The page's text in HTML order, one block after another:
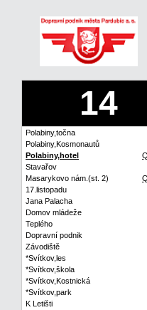
14
Polabiny,točna
Polabiny,Kosmonautů
Polabiny,hotel
Q
Stavařov
Masarykovo nám.(st. 2)
Q
17.listopadu
Jana Palacha
Domov mládeže
Teplého
Dopravní podnik
Závodiště
*Svítkov,les
*Svítkov,škola
*Svítkov,Kostnická
*Svítkov,park
K Letišti